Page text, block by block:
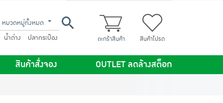
หมวดหมู่ทั้งหมด
น้ำด่าง
ปลากระป๋อง ตะกร้าสินค้า สินค้าโปรด
สินค้าสั่งจอง OUTLET ลดล้างสต็อก